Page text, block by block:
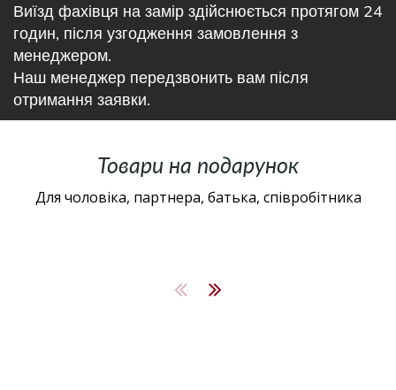
Виїзд фахівця на замір здійснюється протягом 24
годин, після узгодження замовлення з
менеджером.
Наш менеджер передзвонить вам після
отримання заявки.
Товари на подарунок
Для чоловіка, партнера, батька, співробітника